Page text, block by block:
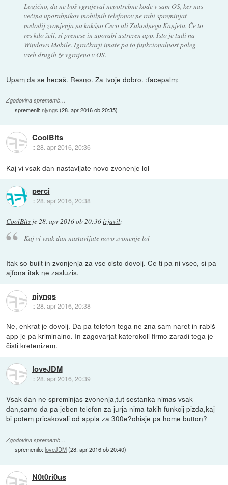
Logično, da ne boš vgrajeval nepotrebne kode v sam OS, ker nas
večina uporabnikov mobilnih telefonov ne rabi spreminjat
melodij zvonjenja na kakšno Ceco ali Zahodnega Kanjeta. Če to
res kdo želi, si prenese in uporabi ustrezen app. Isto je tudi na
Windows Mobile. Igračkarji imate pa to funkcionalnost poleg
vseh drugih že vgrajeno v OS.
Upam da se hecaš. Resno. Za tvoje dobro. :facepalm:
Zgodovina sprememb…
spremenil:njyngs (28. apr 2016 ob 20:35)
CoolBits
::28. apr 2016, 20:36
Kaj vi vsak dan nastavljate novo zvonenje lol
perci
::28. apr 2016, 20:38
CoolBits je28. apr 2016 ob 20:36izjavil:
Kaj vi vsak dan nastavljate novo zvonenje lol
Itak so built in zvonjenja za vse cisto dovolj. Ce ti pa ni vsec, si pa
ajfona itak ne zasluzis.
njyngs
::28. apr 2016, 20:38
Ne, enkrat je dovolj. Da pa telefon tega ne zna sam naret in rabiš
app je pa kriminalno. In zagovarjat katerokoli firmo zaradi tega je
čisti kretenizem.
loveJDM
::28. apr 2016, 20:39
Vsak dan ne spreminjas zvonenja,tut sestanka nimas vsak
dan,samo da pa jeben telefon za jurja nima takih funkcij pizda,kaj
bi potem pricakovali od appla za 300e?ohisje pa home button?
Zgodovina sprememb…
spremenilo:loveJDM(28. apr 2016 ob 20:40)
N0t0ri0us